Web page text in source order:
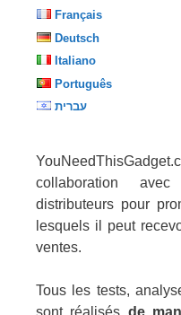
Français
Deutsch
Italiano
Português
עברית
collaboration
distributeurs pour
lesquels il peut
ventes.
Tous les tests,
sont réalisés de